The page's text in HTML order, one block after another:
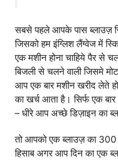
सबसे पहले आपके पास ब्लाउज़
जिसको हम इंग्लिश लैंग्वेज में
एक मशीन होना चाहिये पैर से
बिजली से चलने वाली जिसमे
आप एक बार मशीन खरीद लेते
का खर्च आता है। सिर्फ एक बार
– धीरे आप अच्छे डिज़ाइन का
तो आपको एक ब्लाउज़ का 300
हिसाब अगर आप दिन का एक